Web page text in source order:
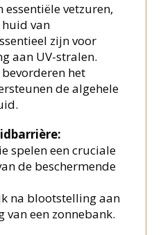
essentiële vetzuren,
van
zijn voor
aan UV-stralen.
het
de algehele
spelen een cruciale
de beschermende
na blootstelling aan
van een zonnebank.